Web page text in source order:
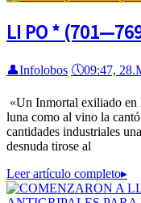
LI PO *
👤Infolobos 🕔09:47,
«Un Inmortal exiliado
luna como al vino la
cantidades industriales
desnuda tirose al
Leer artículo completo▸